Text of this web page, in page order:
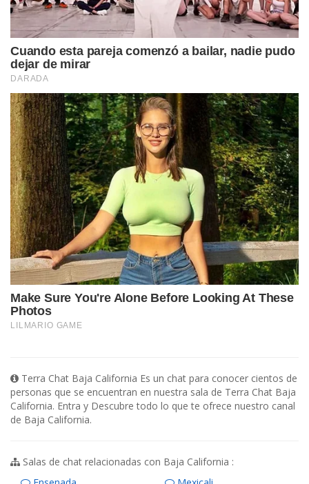
Terra Chat Baja California Es un chat para conocer cientos de
personas que se encuentran en nuestra sala de Terra Chat Baja
California. Entra y Descubre todo lo que te ofrece nuestro canal
de Baja California.
Salas de chat relacionadas con Baja California :